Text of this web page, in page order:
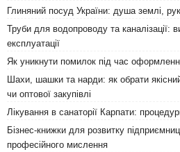
Глиняний посуд України: душа землі,
Труби для водопроводу та каналізації:
експлуатації
Як уникнути помилок під час
Шахи, шашки та нарди: як обрати
чи оптової закупівлі
Лікування в санаторії Карпати:
Бізнес-книжки для розвитку
професійного мислення